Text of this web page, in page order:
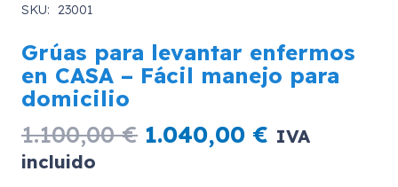
SKU: 23001
Grúas para levantar enfermos
en CASA – Fácil manejo para
domicilio
1.100,00€ El
precio
1.040,00 € El
IVA
incluido